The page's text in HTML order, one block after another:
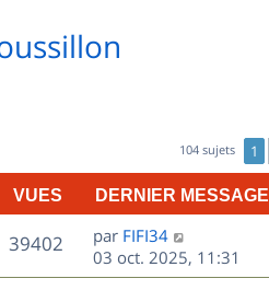
104 sujets 1
VUES DERNIER MESSAGE
39402V
u
D
e
r
par FIFI34
03 oct. 2025, 11:31